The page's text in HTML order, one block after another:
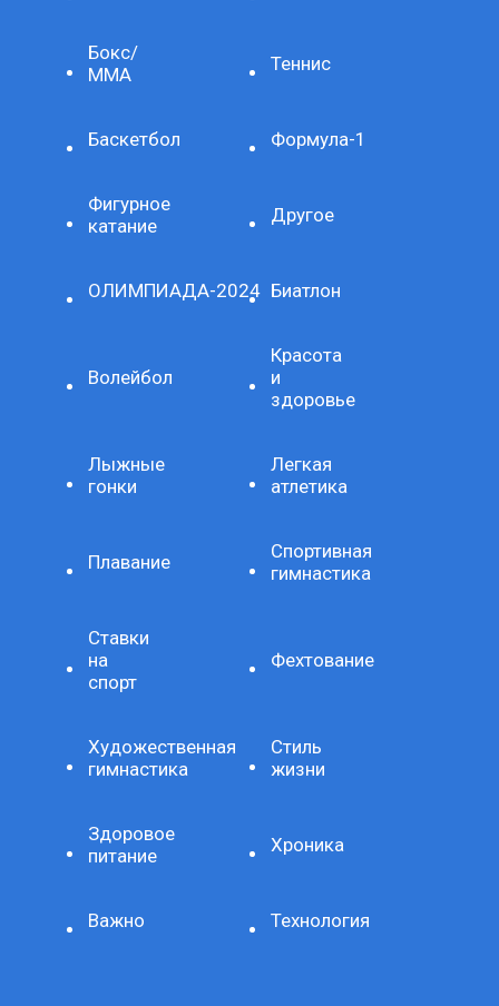
Бокс/
ММА
Теннис
Баскетбол Формула-1
Фигурное
катание
Другое
ОЛИМПИАДА-2024 Биатлон
Волейбол
Красота
и
здоровье
Лыжные
гонки
Легкая
атлетика
Плавание
Спортивная
гимнастика
Ставки
на
спорт
Фехтование
Художественная
гимнастика
Стиль
жизни
Здоровое
питание
Хроника
Важно Технология